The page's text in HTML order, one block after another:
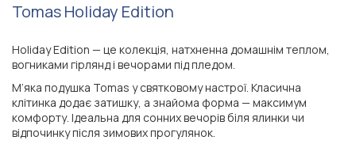
Tomas Holiday Edition
Holiday Edition — це колекція, натхненна домашнім теплом,
вогниками гірлянд і вечорами під пледом.
М’яка подушка Tomas у святковому настрої. Класична
клітинка додає затишку, а знайома форма — максимум
комфорту. Ідеальна для сонних вечорів біля ялинки чи
відпочинку після зимових прогулянок.